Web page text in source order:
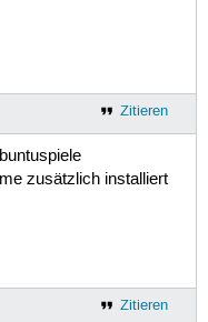
Zitieren
zusätzlich installiert
Zitieren